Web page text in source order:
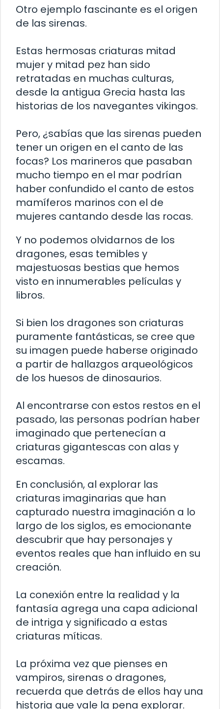
Otro ejemplo fascinante es el origen
de las sirenas.
Estas hermosas criaturas mitad
mujer y mitad pez han sido
retratadas en muchas culturas,
desde la antigua Grecia hasta las
historias de los navegantes vikingos.
Pero, ¿sabías que las sirenas pueden
tener un origen en el canto de las
focas? Los marineros que pasaban
mucho tiempo en el mar podrían
haber confundido el canto de estos
mamíferos marinos con el de
mujeres cantando desde las rocas.
Y no podemos olvidarnos de los
dragones, esas temibles y
majestuosas bestias que hemos
visto en innumerables películas y
libros.
Si bien los dragones son criaturas
puramente fantásticas, se cree que
su imagen puede haberse originado
a partir de hallazgos arqueológicos
de los huesos de dinosaurios.
Al encontrarse con estos restos en el
pasado, las personas podrían haber
imaginado que pertenecían a
criaturas gigantescas con alas y
escamas.
En conclusión, al explorar las
criaturas imaginarias que han
capturado nuestra imaginación a lo
largo de los siglos, es emocionante
descubrir que hay personajes y
eventos reales que han influido en su
creación.
La conexión entre la realidad y la
fantasía agrega una capa adicional
de intriga y significado a estas
criaturas míticas.
La próxima vez que pienses en
vampiros, sirenas o dragones,
recuerda que detrás de ellos hay una
historia que vale la pena explorar.